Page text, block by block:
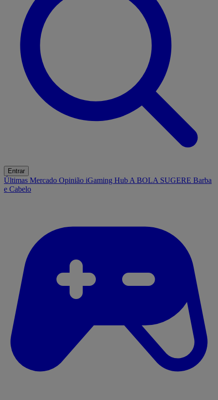
Entrar
Últimas Mercado Opinião iGaming Hub A BOLA SUGERE Barba
e Cabelo